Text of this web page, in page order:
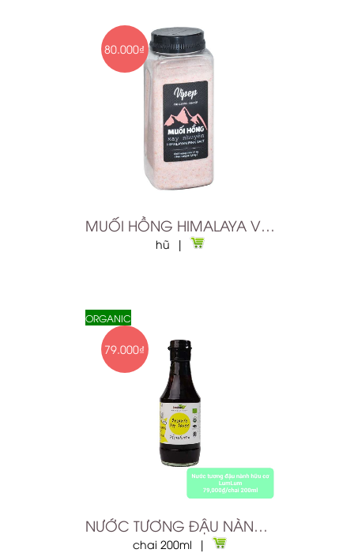
80.000₫
MUỐI HỒNG HIMALAYA VIPEP XAY NHUYỄN 1.1KG
hũ |
ORGANIC
79.000₫
NƯỚC TƯƠNG ĐẬU NÀNH HỮU CƠ
chai 200ml |